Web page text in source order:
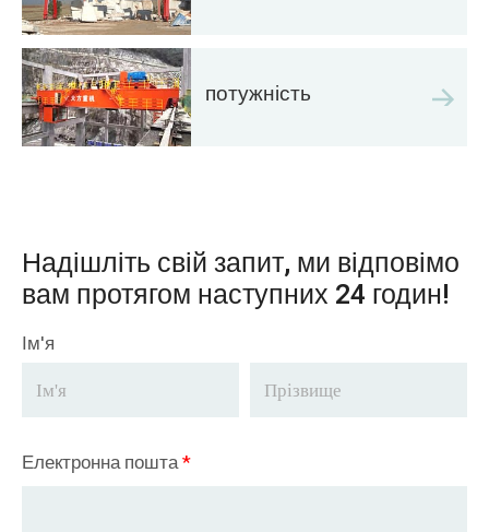
потужність
Надішліть свій запит, ми відповімо
вам протягом наступних 24 годин!
Ім'я
Електронна пошта*